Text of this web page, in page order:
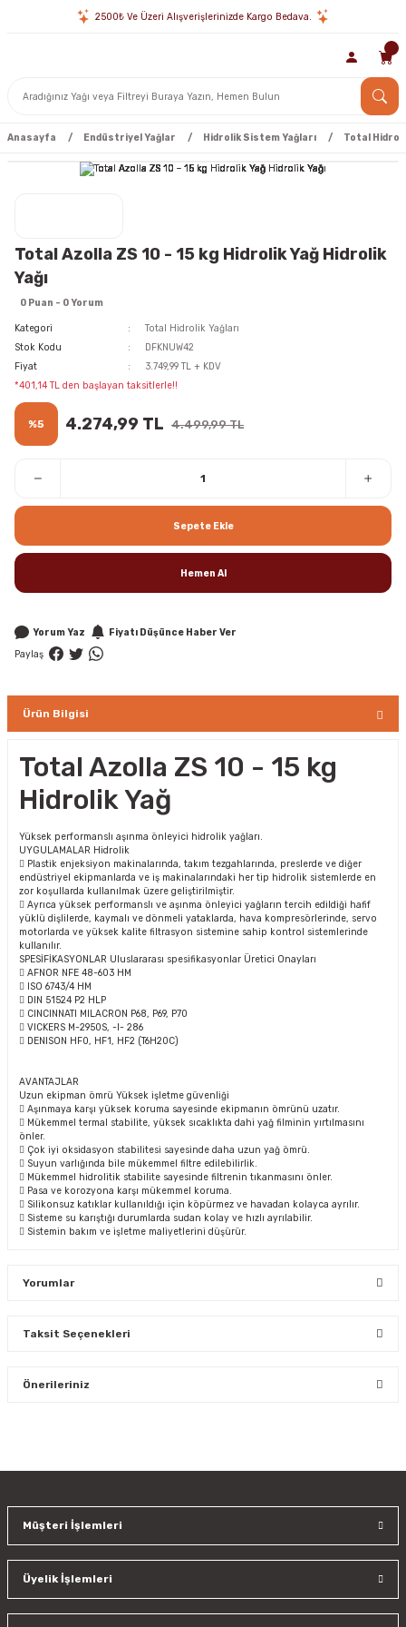
2500₺ Ve Üzeri Alışverişlerinizde Kargo Bedava.
Anasayfa Endüstriyel Yağlar Hidrolik Sistem Yağları Total
Total Azolla ZS 10 - 15 kg Hidrolik Yağ Hidrolik
Yağı
0 Puan - 0 Yorum
Kategori
Total Hidrolik Yağları
Stok Kodu
DFKNUW42
Fiyat
3.749,99 TL + KDV
*401,14 TL den başlayan taksitlerle!!
%5 4.274,99 TL 4.499,99 TL
Sepete Ekle
Hemen Al
Yorum Yaz
Fiyatı Düşünce Haber Ver
Paylaş
Ürün Bilgisi
Total Azolla ZS 10 - 15 kg
Hidrolik Yağ
Yüksek performanslı aşınma önleyici hidrolik yağları.
UYGULAMALAR Hidrolik
 Plastik enjeksiyon makinalarında, takım tezgahlarında, preslerde ve diğer
endüstriyel ekipmanlarda ve iş makinalarındaki her tip hidrolik sistemlerde en
zor koşullarda kullanılmak üzere geliştirilmiştir.
 Ayrıca yüksek performanslı ve aşınma önleyici yağların tercih edildiği hafif
yüklü dişlilerde, kaymalı ve dönmeli yataklarda, hava kompresörlerinde, servo
motorlarda ve yüksek kalite filtrasyon sistemine sahip kontrol sistemlerinde
kullanılır.
SPESİFİKASYONLAR Uluslararası spesifikasyonlar Üretici Onayları
 AFNOR NFE 48-603 HM
 ISO 6743/4 HM
 DIN 51524 P2 HLP
 CINCINNATI MILACRON P68, P69, P70
 VICKERS M-2950S, -I- 286
 DENISON HF0, HF1, HF2 (T6H20C)
AVANTAJLAR
Uzun ekipman ömrü Yüksek işletme güvenliği
 Aşınmaya karşı yüksek koruma sayesinde ekipmanın ömrünü uzatır.
 Mükemmel termal stabilite, yüksek sıcaklıkta dahi yağ filminin yırtılmasını
önler.
 Çok iyi oksidasyon stabilitesi sayesinde daha uzun yağ ömrü.
 Suyun varlığında bile mükemmel filtre edilebilirlik.
 Mükemmel hidrolitik stabilite sayesinde filtrenin tıkanmasını önler.
 Pasa ve korozyona karşı mükemmel koruma.
 Silikonsuz katıklar kullanıldığı için köpürmez ve havadan kolayca ayrılır.
 Sisteme su karıştığı durumlarda sudan kolay ve hızlı ayrılabilir.
 Sistemin bakım ve işletme maliyetlerini düşürür.
Yorumlar
Taksit Seçenekleri
Önerileriniz
Ürün resmi kalitesiz, bozuk veya görüntülenemiyor.
Ürün bilgilerinde hatalar bulunuyor.
Müşteri İşlemleri
Üyelik İşlemleri